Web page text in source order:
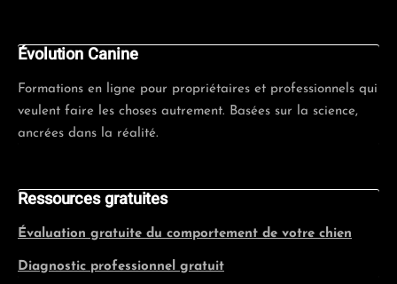
Évolution Canine
Formations en ligne pour propriétaires et professionnels qui
veulent faire les choses autrement. Basées sur la science,
ancrées dans la réalité.
Ressources gratuites
Évaluation gratuite du comportement de votre chien
Diagnostic professionnel gratuit